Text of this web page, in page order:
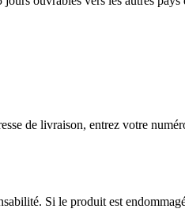
de livraison, entrez votre
Si le produit est